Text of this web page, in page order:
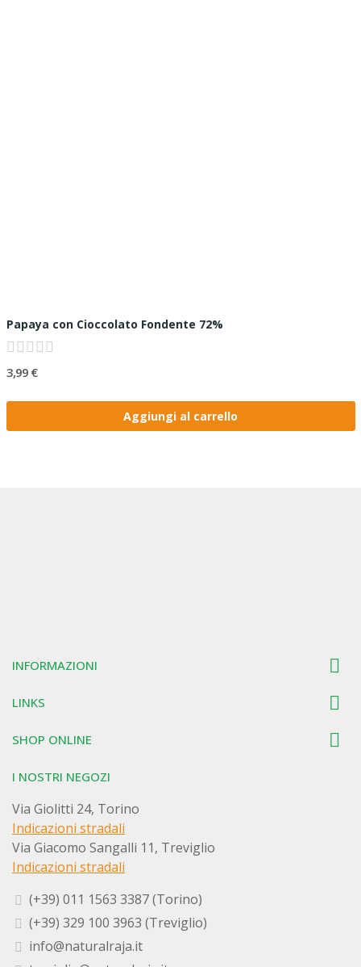
Papaya con Cioccolato Fondente 72%
3,99 €
Aggiungi al carrello
INFORMAZIONI 
LINKS 
SHOP ONLINE 
I NOSTRI NEGOZI
Via Giolitti 24, Torino
Indicazioni stradali
Via Giacomo Sangalli 11, Treviglio
Indicazioni stradali
(+39) 011 1563 3387 (Torino)
(+39) 329 100 3963 (Treviglio)
info@naturalraja.it